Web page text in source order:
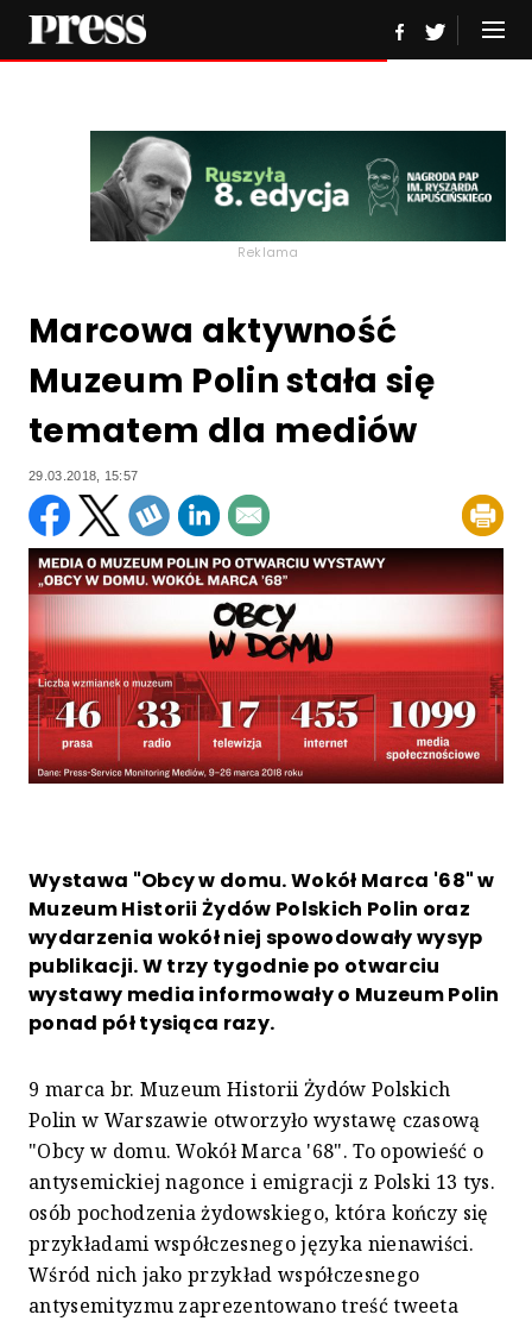
Reklama
Marcowa aktywność
Muzeum Polin stała się
tematem dla mediów
29.03.2018, 15:57
Wystawa "Obcy w domu. Wokół Marca '68" w
Muzeum Historii Żydów Polskich Polin oraz
wydarzenia wokół niej spowodowały wysyp
publikacji. W trzy tygodnie po otwarciu
wystawy media informowały o Muzeum Polin
ponad pół tysiąca razy.
9 marca br. Muzeum Historii Żydów Polskich
Polin w Warszawie otworzyło wystawę czasową
"Obcy w domu. Wokół Marca '68". To opowieść o
antysemickiej nagonce i emigracji z Polski 13 tys.
osób pochodzenia żydowskiego, która kończy się
przykładami współczesnego języka nienawiści.
Wśród nich jako przykład współczesnego
antysemityzmu zaprezentowano treść tweeta